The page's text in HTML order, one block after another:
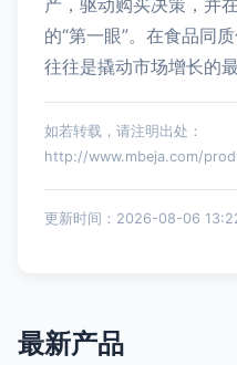
产，驱动购买决策，并
的“第一眼”。在食品同
往往是撬动市场增长的
如若转载，请注明出处：
http://www.mbeja.com/
更新时间：2026-08-06
最新产品